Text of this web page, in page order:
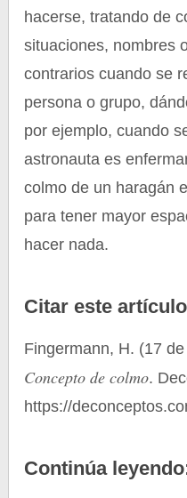
hacerse, tratando de
situaciones, nombres
contrarios cuando se
persona o grupo,
por ejemplo, cuando
astronauta es
colmo de un haragán
para tener mayor
hacer nada.
Citar este artículo
Fingermann, H. (17
Concepto de colmo.
https://
Continúa